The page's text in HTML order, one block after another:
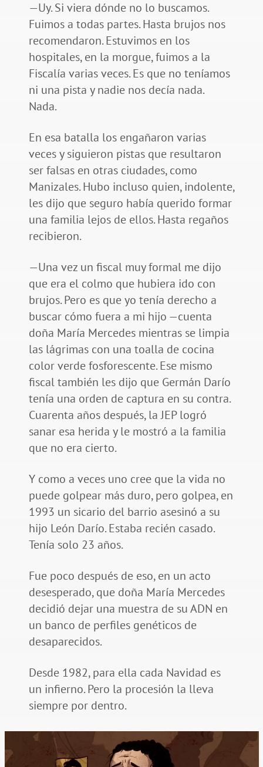
—Uy. Si viera dónde no lo buscamos.
Fuimos a todas partes. Hasta brujos nos
recomendaron. Estuvimos en los
hospitales, en la morgue, fuimos a la
Fiscalía varias veces. Es que no teníamos
ni una pista y nadie nos decía nada.
Nada.
En esa batalla los engañaron varias
veces y siguieron pistas que resultaron
ser falsas en otras ciudades, como
Manizales. Hubo incluso quien, indolente,
les dijo que seguro había querido formar
una familia lejos de ellos. Hasta regaños
recibieron.
—Una vez un fiscal muy formal me dijo
que era el colmo que hubiera ido con
brujos. Pero es que yo tenía derecho a
buscar cómo fuera a mi hijo —cuenta
doña María Mercedes mientras se limpia
las lágrimas con una toalla de cocina
color verde fosforescente. Ese mismo
fiscal también les dijo que Germán Darío
tenía una orden de captura en su contra.
Cuarenta años después, la JEP logró
sanar esa herida y le mostró a la familia
que no era cierto.
Y como a veces uno cree que la vida no
puede golpear más duro, pero golpea, en
1993 un sicario del barrio asesinó a su
hijo León Darío. Estaba recién casado.
Tenía solo 23 años.
Fue poco después de eso, en un acto
desesperado, que doña María Mercedes
decidió dejar una muestra de su ADN en
un banco de perfiles genéticos de
desaparecidos.
Desde 1982, para ella cada Navidad es
un infierno. Pero la procesión la lleva
siempre por dentro.